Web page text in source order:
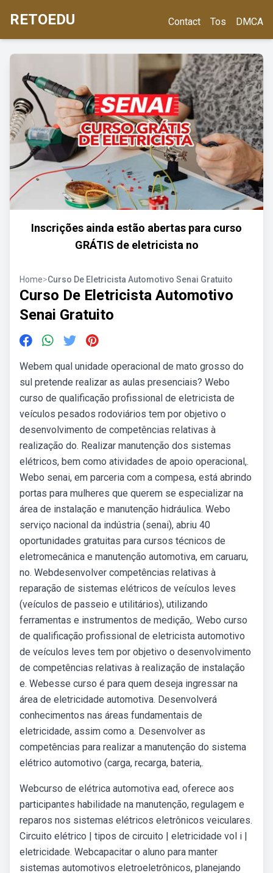
RETOEDU Contact Tos DMCA
Inscrições ainda estão abertas para curso
GRÁTIS de eletricista no
Home>Curso De Eletricista Automotivo Senai Gratuito
Curso De Eletricista Automotivo
Senai Gratuito
Webem qual unidade operacional de mato grosso do
sul pretende realizar as aulas presenciais? Webo
curso de qualificação profissional de eletricista de
veículos pesados rodoviários tem por objetivo o
desenvolvimento de competências relativas à
realização do. Realizar manutenção dos sistemas
elétricos, bem como atividades de apoio operacional,.
Webo senai, em parceria com a compesa, está abrindo
portas para mulheres que querem se especializar na
área de instalação e manutenção hidráulica. Webo
serviço nacional da indústria (senai), abriu 40
oportunidades gratuitas para cursos técnicos de
eletromecânica e manutenção automotiva, em caruaru,
no. Webdesenvolver competências relativas à
reparação de sistemas elétricos de veículos leves
(veículos de passeio e utilitários), utilizando
ferramentas e instrumentos de medição,. Webo curso
de qualificação profissional de eletricista automotivo
de veículos leves tem por objetivo o desenvolvimento
de competências relativas à realização de instalação
e. Webesse curso é para quem deseja ingressar na
área de eletricidade automotiva. Desenvolverá
conhecimentos nas áreas fundamentais de
eletricidade, assim como a. Desenvolver as
competências para realizar a manutenção do sistema
elétrico automotivo (carga, recarga, bateria,.
Webcurso de elétrica automotiva ead, oferece aos
participantes habilidade na manutenção, regulagem e
reparos nos sistemas elétricos eletrônicos veiculares.
Circuito elétrico | tipos de circuito | eletricidade vol i |
eletricidade. Webcapacitar o aluno para manter
sistemas automotivos eletroeletrônicos, planejando